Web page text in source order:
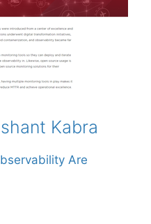
Kabra
Are